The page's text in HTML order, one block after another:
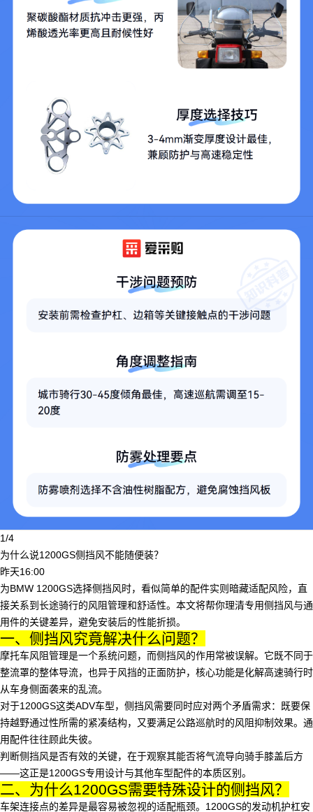
1/4
为什么说1200GS侧挡风不能随便装？
昨天16:00
为BMW 1200GS选择侧挡风时，看似简单的配件实则暗藏适配风险，直
接关系到长途骑行的风阻管理和舒适性。本文将帮你理清专用侧挡风与通
用件的关键差异，避免安装后的性能折损。
一、侧挡风究竟解决什么问题？
摩托车风阻管理是一个系统问题，而侧挡风的作用常被误解。它既不同于
整流罩的整体导流，也异于风挡的正面防护，核心功能是化解高速骑行时
从车身侧面袭来的乱流。
对于1200GS这类ADV车型，侧挡风需要同时应对两个矛盾需求：既要保
持越野通过性所需的紧凑结构，又要满足公路巡航时的风阻抑制效果。通
用配件往往顾此失彼。
判断侧挡风是否有效的关键，在于观察其能否将气流导向骑手膝盖后方
——这正是1200GS专用设计与其他车型配件的本质区别。
二、为什么1200GS需要特殊设计的侧挡风？
车架连接点的差异是最容易被忽视的适配瓶颈。1200GS的发动机护杠安